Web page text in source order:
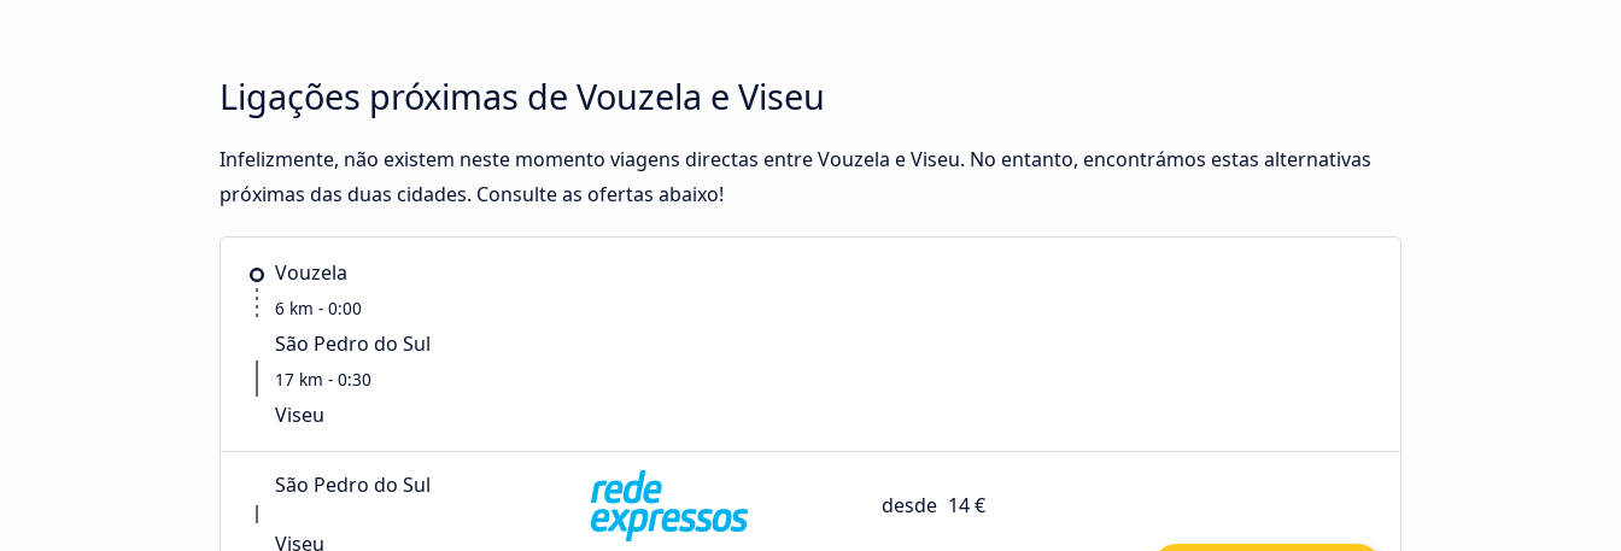
Ligações próximas de Vouzela e Viseu
Infelizmente, não existem neste momento viagens directas entre Vouzela e Viseu. No entanto, encontrámos estas alternativas
próximas das duas cidades. Consulte as ofertas abaixo!
Vouzela
6 km - 0:00
São Pedro do Sul
17 km - 0:30
Viseu
São Pedro do Sul
Viseu
desde 14 €